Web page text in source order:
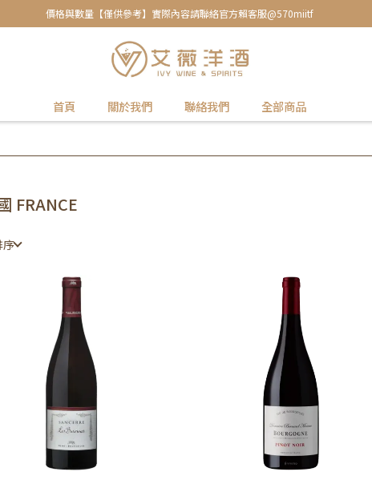
價格與數量【僅供參考】實際內容請聯絡官方賴客服@570miitf
首頁 關於我們 聯絡我們 全部商品
FRANCE
序